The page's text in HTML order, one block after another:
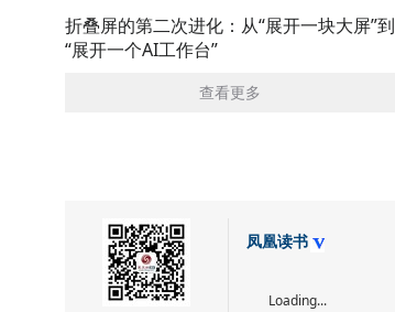
折叠屏的第二次进化：从“展开一块大屏”到
“展开一个AI工作台”
查看更多
凤凰读书
Loading...